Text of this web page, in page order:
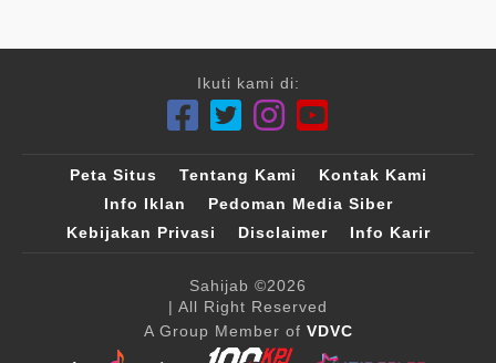
Ikuti kami di:
Peta Situs Tentang Kami
Kontak Kami
Info Iklan
Pedoman Media Siber
Kebijakan Privasi
Disclaimer Info Karir
Sahijab ©2026
| All Right Reserved
A Group Member of VDVC